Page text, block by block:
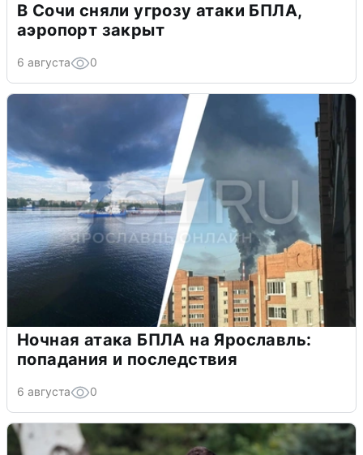
В Сочи сняли угрозу атаки БПЛА,
аэропорт закрыт
6 августа 0
Ночная атака БПЛА на Ярославль:
попадания и последствия
6 августа 0